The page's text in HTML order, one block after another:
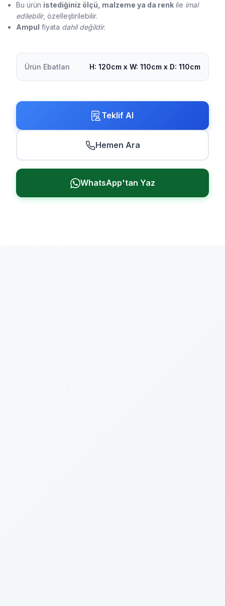
Bu ürün istediğiniz ölçü, malzeme ya da renk ile imal
edilebilir, özelleştirilebilir.
Ampul fiyata dahil değildir.
Ürün Ebatları H: 120cm x W: 110cm x D: 110cm
Teklif Al
Hemen Ara
WhatsApp'tan Yaz